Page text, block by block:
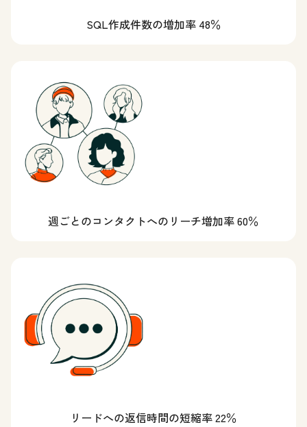
SQL作成件数の増加率 48％
週ごとのコンタクトへのリーチ増加率 60％
リードへの返信時間の短縮率 22％